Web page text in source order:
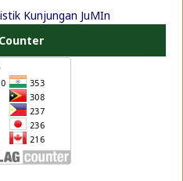
Kunjungan JuMIn